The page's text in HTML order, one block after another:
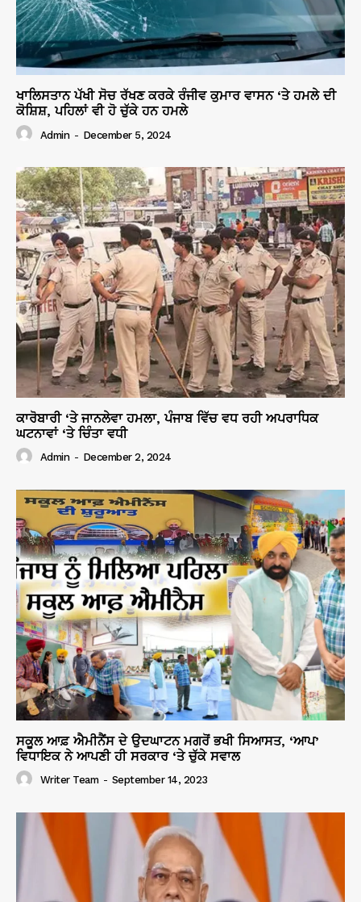
ਖਾਲਿਸਤਾਨ ਪੱਖੀ ਸੋਚ ਰੱਖਣ ਕਰਕੇ ਰੰਜੀਵ ਕੁਮਾਰ ਵਾਸਨ ‘ਤੇ ਹਮਲੇ ਦੀ
ਕੋਸ਼ਿਸ਼, ਪਹਿਲਾਂ ਵੀ ਹੋ ਚੁੱਕੇ ਹਨ ਹਮਲੇ
Admin - December 5, 2024
ਕਾਰੋਬਾਰੀ ‘ਤੇ ਜਾਨਲੇਵਾ ਹਮਲਾ, ਪੰਜਾਬ ਵਿੱਚ ਵਧ ਰਹੀ ਅਪਰਾਧਿਕ
ਘਟਨਾਵਾਂ ‘ਤੇ ਚਿੰਤਾ ਵਧੀ
Admin - December 2, 2024
ਸਕੂਲ ਆਫ਼ ਐਮੀਨੈਂਸ ਦੇ ਉਦਘਾਟਨ ਮਗਰੋਂ ਭਖੀ ਸਿਆਸਤ, ‘ਆਪ’
ਵਿਧਾਇਕ ਨੇ ਆਪਣੀ ਹੀ ਸਰਕਾਰ ‘ਤੇ ਚੁੱਕੇ ਸਵਾਲ
Writer Team - September 14, 2023